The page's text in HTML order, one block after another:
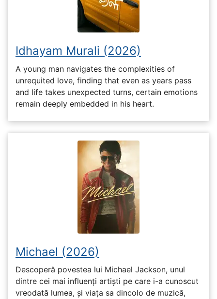
Idhayam Murali (2026)
A young man navigates the complexities of
unrequited love, finding that even as years pass
and life takes unexpected turns, certain emotions
remain deeply embedded in his heart.
Michael (2026)
Descoperă povestea lui Michael Jackson, unul
dintre cei mai influenți artiști pe care i-a cunoscut
vreodată lumea, și viața sa dincolo de muzică,